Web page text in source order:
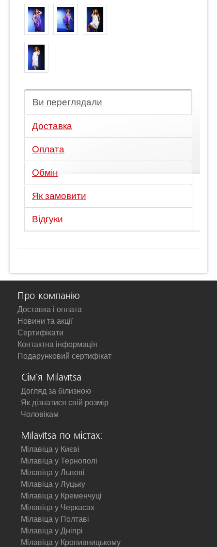
Ви переглядали
Доставка
Оплата
Обмін
Як замовити
Відгуки
Про компанію
Доставка і оплата
Новини та акції
Сертифікати
Контактна інформація
Подарунковий сертифікат
Сім'я Milavitsa
Догляд за білизною
Як дізнатися свій розмір
Чоловікам
Milavitsa по містах:
Мілавіца у Києві
Мілавіца у Тернополі
Мілавіца у Львові
Мілавіца у Луцьку
Мілавіца у Кременчуці
Мілавіца у Черкасах
Мілавіца у Полтаві
Мілавіца у Дніпрі
Мілавіца у Кропивницькому